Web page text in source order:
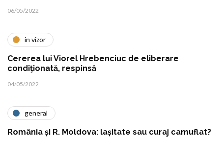
06/05/2022
in vizor
Cererea lui Viorel Hrebenciuc de eliberare
condiţionată, respinsă
04/05/2022
general
România și R. Moldova: lașitate sau curaj camuflat?